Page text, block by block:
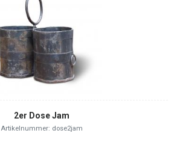
2er Dose Jam
Artikelnummer: dose2jam